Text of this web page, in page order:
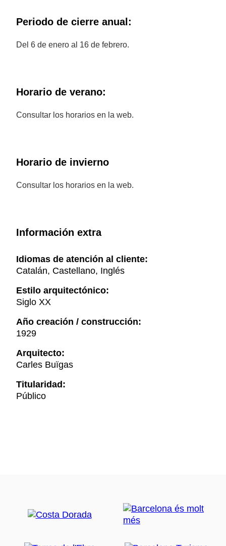
Periodo de cierre anual:
Del 6 de enero al 16 de febrero.
Horario de verano:
Consultar los horarios en la web.
Horario de invierno
Consultar los horarios en la web.
Información extra
Idiomas de atención al cliente:
Catalán, Castellano, Inglés
Estilo arquitectónico:
Siglo XX
Año creación / construcción:
1929
Arquitecto:
Carles Buïgas
Titularidad:
Público